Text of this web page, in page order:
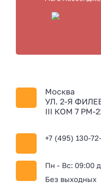
Москва
УЛ. 2-Я
III КОМ 7 РМ-
+7 (495) 130-
Пн - Вс: 09:00
Без выходных